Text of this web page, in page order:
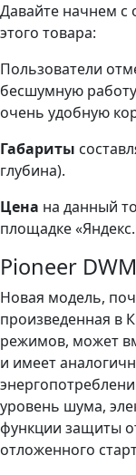
Давайте начнем с
этого товара:
Пользователи
бесшумную
очень удобную
Габариты
глубина).
Цена на данный
площадке
Pioneer
Новая модель,
произведенная в
режимов, может
и имеет
уровень шума,
функции защиты
отложенного